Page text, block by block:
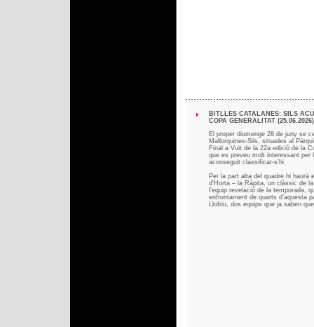
BITLLES CATALANES: SILS
COPA GENERALITAT (25.06.2026)
El proper diumenge 28 de juny se
Mallorquines-Sils, situades al
Final a Vuit de la 22a edició de la
que es preveu molt interessant per
aconseguit classificar-s’hi
Per la part alta del quadre hi haurà
d’Horta – la Ràpita, un clàssic de
l’equip revelació de la temporada,
enfrontament de quarts d’aquesta
Llofriu, dos equips que ja saben